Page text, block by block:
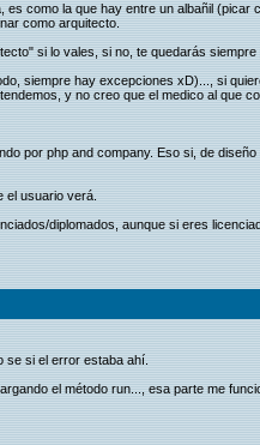
como la que hay entre un albañil
como arquitecto.
si lo vales, si no, te quedarás
siempre hay excepciones xD)..., si
y no creo que el medico al que
por php and company. Eso si, de
el usuario verá.
diplomados, aunque si eres
se si el error estaba ahí.
el método run..., esa parte me